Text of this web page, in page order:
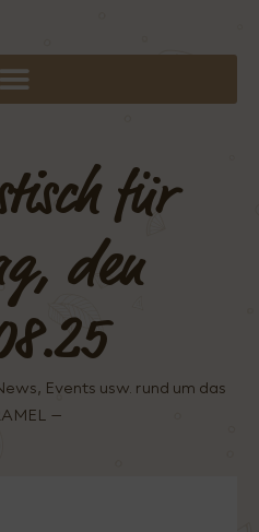
für
den
Events usw. rund um das
–